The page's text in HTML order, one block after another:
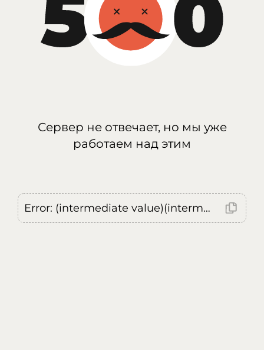
Сервер не отвечает, но мы уже
работаем над этим
Error: (intermediate value)(intermediate value)(intermediate value).replaceAll is not a function